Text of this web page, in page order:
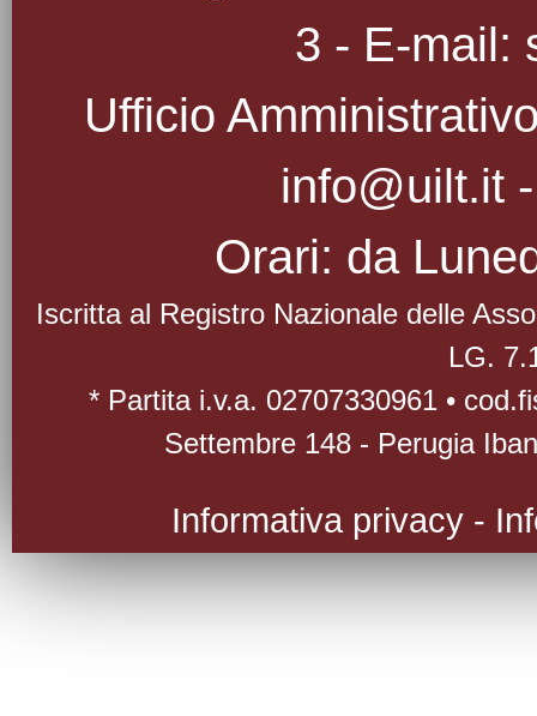
3 - E-mail:
Ufficio
info@uilt.it
Orari: da
Iscritta al Registro Nazionale delle
LG.
* Partita i.v.a. 02707330961 •
Settembre 148 - Perugia
Informativa privacy -